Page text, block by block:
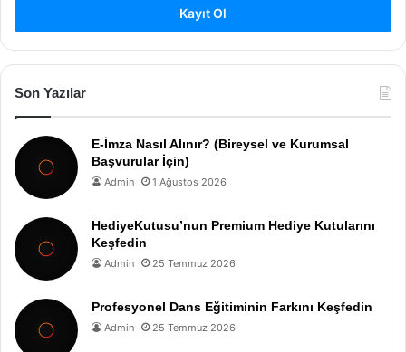
Kayıt Ol
Son Yazılar
E-İmza Nasıl Alınır? (Bireysel ve Kurumsal
Başvurular İçin)
Admin 1 Ağustos 2026
HediyeKutusu’nun Premium Hediye Kutularını
Keşfedin
Admin 25 Temmuz 2026
Profesyonel Dans Eğitiminin Farkını Keşfedin
Admin 25 Temmuz 2026